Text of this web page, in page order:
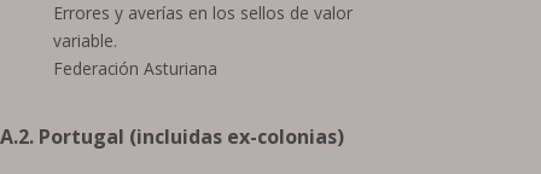
Errores y averías en los sellos de valor
variable.
Federación Asturiana
A.2. Portugal (incluidas ex-colonias)